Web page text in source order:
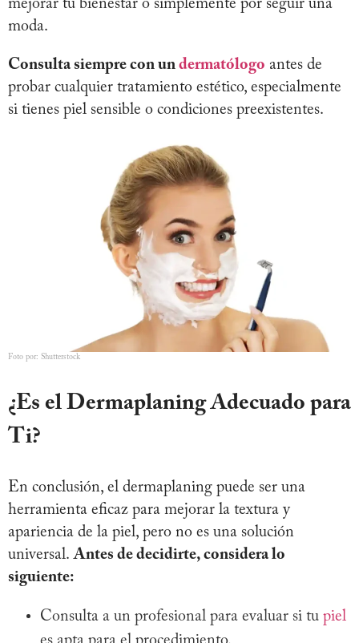
mejorar tu bienestar o simplemente por seguir una
moda.
Consulta siempre con un dermatólogo antes de
probar cualquier tratamiento estético, especialmente
si tienes piel sensible o condiciones preexistentes.
Foto por: Shutterstock
¿Es el Dermaplaning Adecuado para
Ti?
En conclusión, el dermaplaning puede ser una
herramienta eficaz para mejorar la textura y
apariencia de la piel, pero no es una solución
universal.Antes de decidirte, considera lo
siguiente:
Consulta a un profesional para evaluar si tu piel